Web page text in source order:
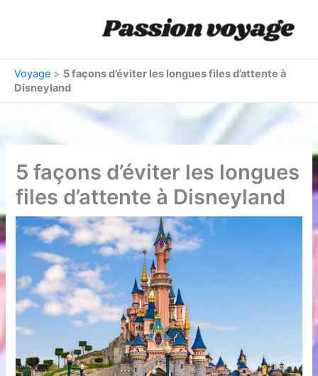
Voyage > 5 façons d’éviter les longues files d’attente à
Disneyland
5 façons d’éviter les longues
files d’attente à Disneyland